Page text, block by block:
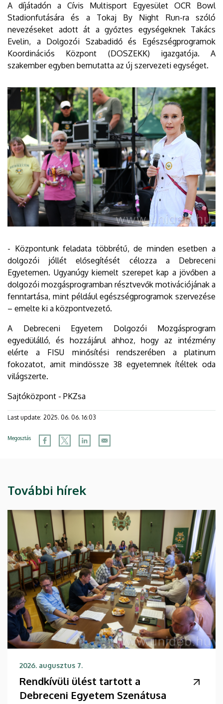
A díjátadón a Cívis Multisport Egyesület OCR Bowl
Stadionfutására és a Tokaj By Night Run-ra szóló
nevezéseket adott át a győztes egységeknek Takács
Evelin, a Dolgozói Szabadidő és Egészségprogramok
Koordinációs Központ (DOSZEKK) igazgatója. A
szakember egyben bemutatta az új szervezeti egységet.
- Központunk feladata többrétű, de minden esetben a
dolgozói jóllét elősegítését célozza a Debreceni
Egyetemen. Ugyanúgy kiemelt szerepet kap a jövőben a
dolgozói mozgásprogramban résztvevők motivációjának a
fenntartása, mint például egészségprogramok szervezése
– emelte ki a központvezető.
A Debreceni Egyetem Dolgozói Mozgásprogram
egyedülálló, és hozzájárul ahhoz, hogy az intézmény
elérte a FISU minősítési rendszerében a platinum
fokozatot, amit mindössze 38 egyetemnek ítéltek oda
világszerte.
Sajtóközpont - PKZsa
Last update: 2025. 06. 06. 16:03
Megosztás
További hírek
2026. augusztus 7.
Rendkívüli ülést tartott a
Debreceni Egyetem Szenátusa